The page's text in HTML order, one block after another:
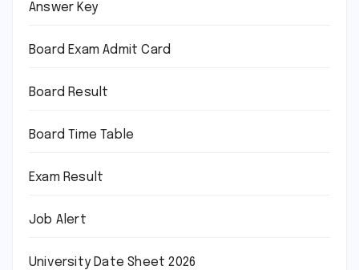
Answer Key
Board Exam Admit Card
Board Result
Board Time Table
Exam Result
Job Alert
University Date Sheet 2026